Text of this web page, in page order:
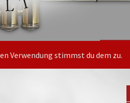
HÖRPROBEN VIDEOS
Verwendung stimmst du dem zu.